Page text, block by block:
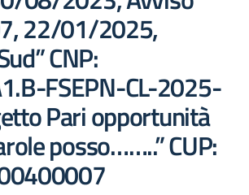
22/01/2025,
CNP:
FSEPN-CL-2025-
Pari opportunità
posso……..” CUP: